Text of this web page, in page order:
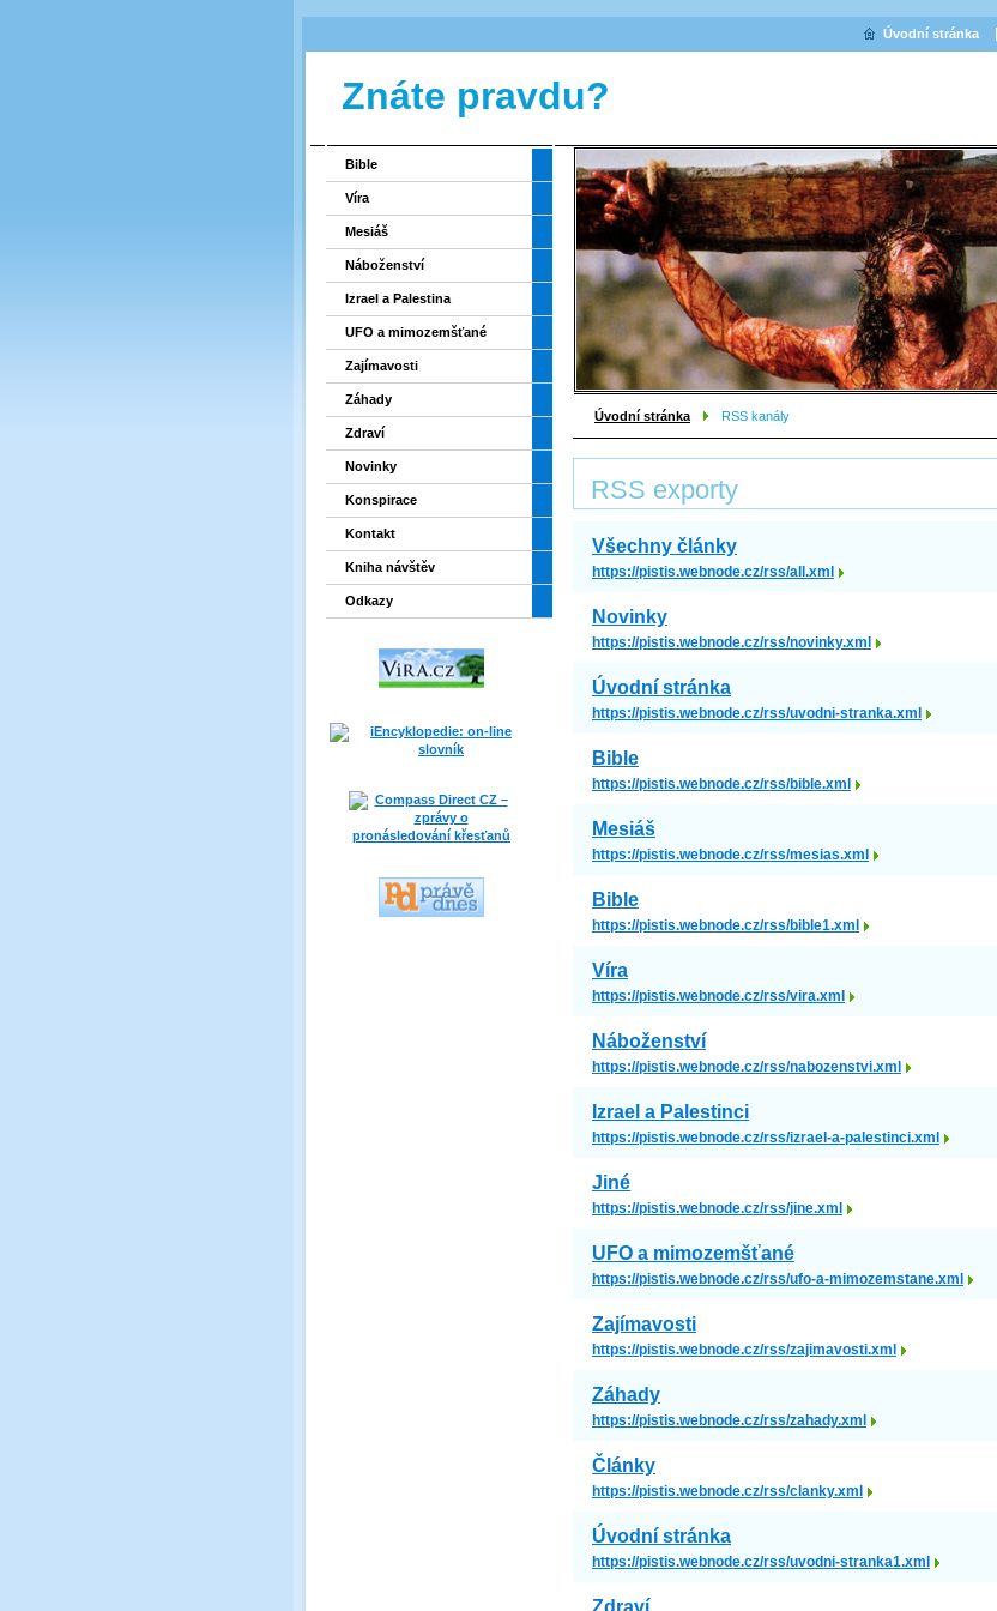
Znáte pravdu?
Úvodní stránka RSS kanály
RSS exporty
Všechny články
https://pistis.webnode.cz/rss/all.xml
Novinky
https://pistis.webnode.cz/rss/novinky.xml
Úvodní stránka
https://pistis.webnode.cz/rss/uvodni-stranka.xml
Bible
https://pistis.webnode.cz/rss/bible.xml
Mesiáš
https://pistis.webnode.cz/rss/mesias.xml
Bible
https://pistis.webnode.cz/rss/bible1.xml
Víra
https://pistis.webnode.cz/rss/vira.xml
Náboženství
https://pistis.webnode.cz/rss/nabozenstvi.xml
Izrael a Palestinci
https://pistis.webnode.cz/rss/izrael-a-palestinci.xml
Jiné
https://pistis.webnode.cz/rss/jine.xml
UFO a mimozemšťané
https://pistis.webnode.cz/rss/ufo-a-mimozemstane.xml
Zajímavosti
https://pistis.webnode.cz/rss/zajimavosti.xml
Záhady
https://pistis.webnode.cz/rss/zahady.xml
Články
https://pistis.webnode.cz/rss/clanky.xml
Úvodní stránka
https://pistis.webnode.cz/rss/uvodni-stranka1.xml
Zdraví
Bible
Víra
Mesiáš
Náboženství
Izrael a Palestina
UFO a mimozemšťané
Zajímavosti
Záhady
Zdraví
Novinky
Konspirace
Kontakt
Kniha návštěv
Odkazy
Úvodní stránka